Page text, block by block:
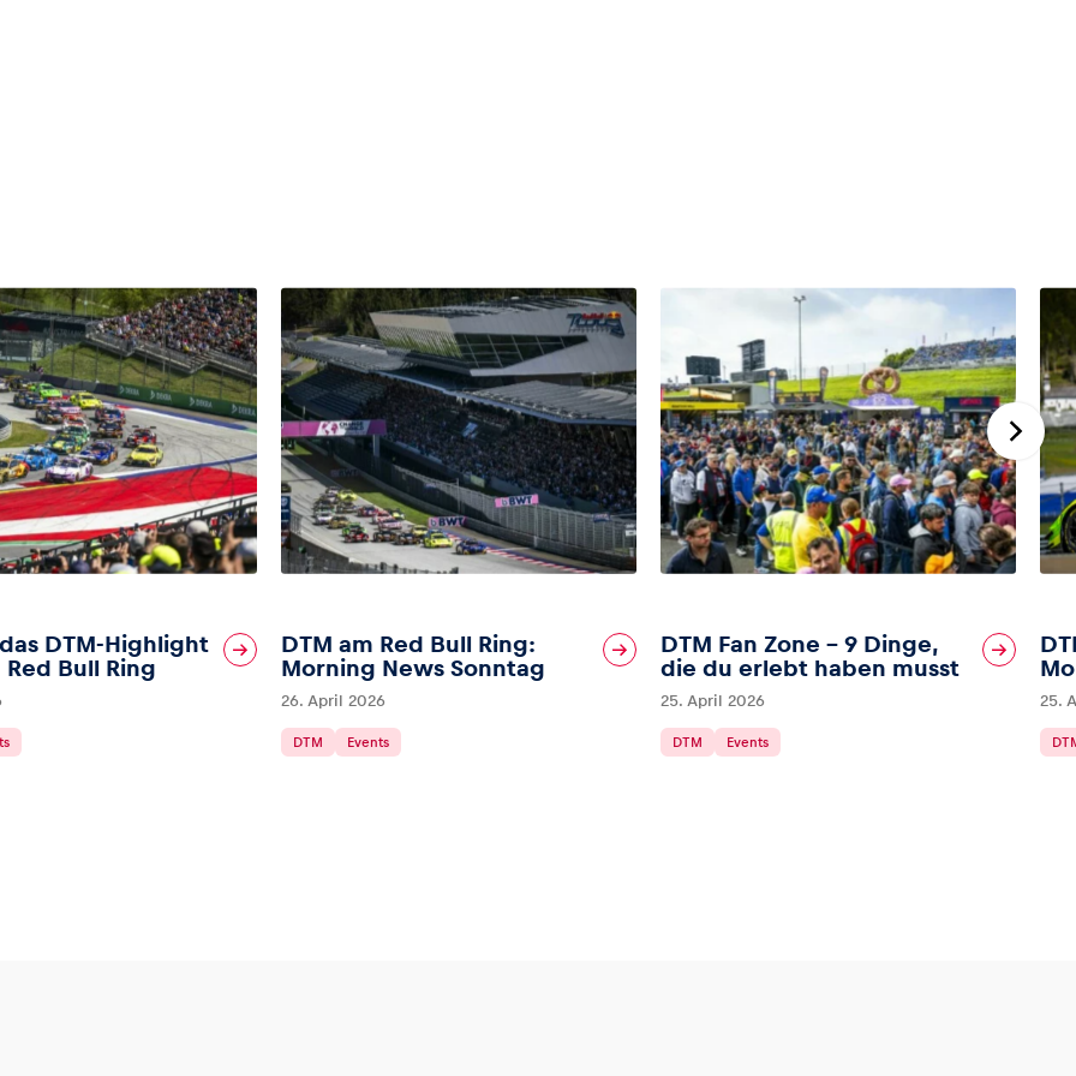
DTM-Highlight
Bull Ring
DTM am Red Bull Ring:
Morning News Sonntag
26. April 2026
DTM Events
DTM Fan Zone – 9 Dinge,
die du erlebt haben musst
25. April 2026
DTM Events
25.